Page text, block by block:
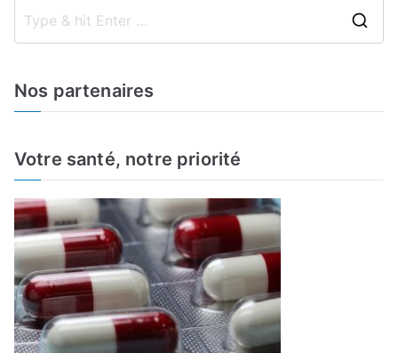
f
Nos partenaires
Votre santé, notre priorité